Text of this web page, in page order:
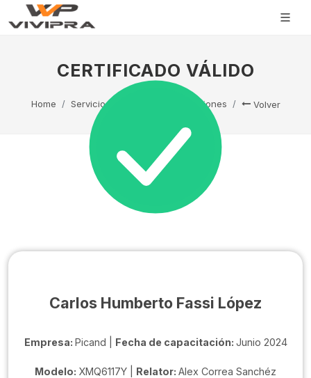
CERTIFICADO VÁLIDO
Home Servicio Técnico Capacitaciones Volver
Carlos Humberto Fassi López
Empresa: Picand | Fecha de capacitación: Junio 2024
Modelo: XMQ6117Y | Relator: Alex Correa Sanchéz